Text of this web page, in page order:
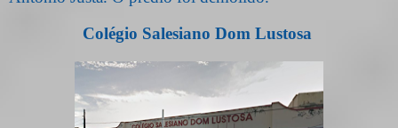
Colégio Salesiano Dom Lustosa